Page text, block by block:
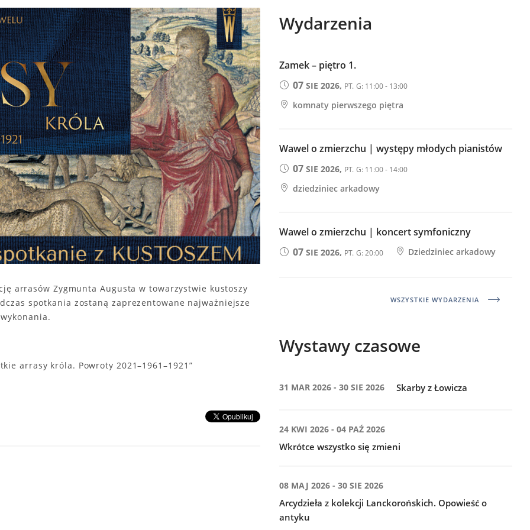
arrasów Zygmunta Augusta w towarzystwie kustoszy
spotkania zostaną zaprezentowane najważniejsze
arrasy króla. Powroty 2021–1961–1921”
Wydarzenia
Zamek – piętro 1.
07SIE 2026, PT. G: 11:00 - 13:00
komnaty pierwszego piętra
Wawel o zmierzchu | występy młodych pianistów
07SIE 2026, PT. G: 11:00 - 14:00
dziedziniec arkadowy
Wawel o zmierzchu | koncert symfoniczny
07SIE 2026, PT. G: 20:00 Dziedziniec arkadowy
WSZYSTKIE WYDARZENIA
Wystawy czasowe
31 MAR 2026 - 30 SIE 2026 Skarby z Łowicza
24 KWI 2026 - 04 PAŹ 2026
Wkrótce wszystko się zmieni
08 MAJ 2026 - 30 SIE 2026
Arcydzieła z kolekcji Lanckorońskich. Opowieść o
antyku